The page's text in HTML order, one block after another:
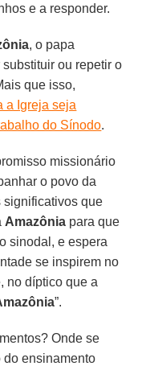
e a responder.
, o papa
ou repetir o
que isso,
a Igreja seja
do Sínodo.
missionário
o povo da
significativos que
Amazônia para que
sinodal, e espera
se inspirem no
no díptico que a
”.
Onde se
do ensinamento